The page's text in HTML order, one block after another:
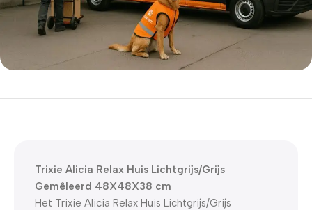
5% korting met code
Trixie Alicia Relax Huis Lichtgrijs/Grijs
Gemêleerd 48X48X38 cm
Het Trixie Alicia Relax Huis Lichtgrijs/Grijs